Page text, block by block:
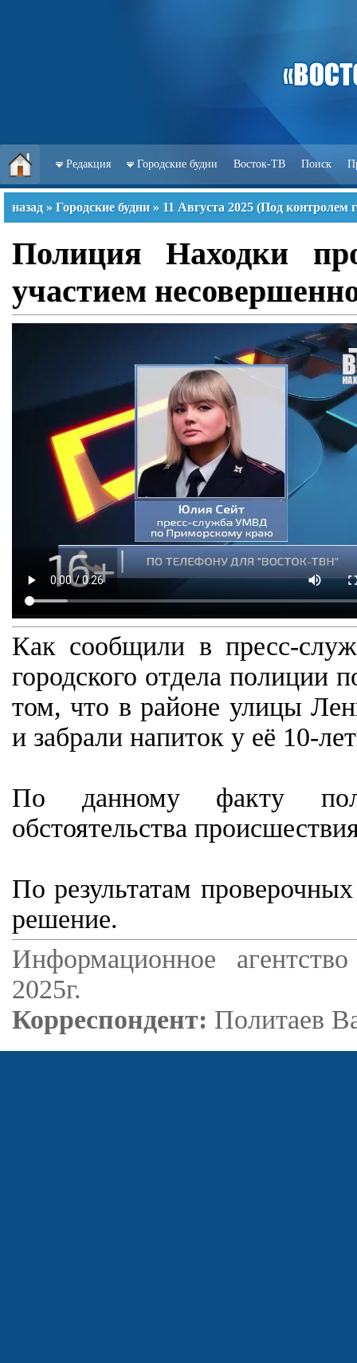
Редакция Городские будни Восток-ТВ Поиск
назад » Городские будни » 11 Августа 2025 (Под контролем
Полиция Находки
участием
Как сообщили в пресс-
городского отдела полиции
том, что в районе улицы
и забрали напиток у её 10-
По данному факту
обстоятельства
По результатам
решение.
Информационное
2025г.
Корреспондент: Политаев